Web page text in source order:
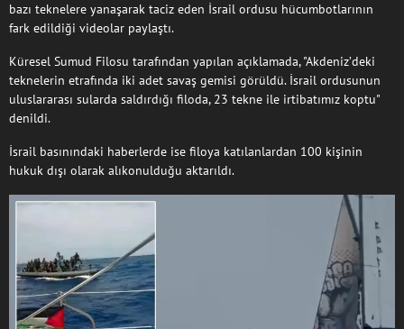
bazı teknelere yanaşarak taciz eden İsrail ordusu hücumbotlarının
fark edildiği videolar paylaştı.
Küresel Sumud Filosu tarafından yapılan açıklamada, "Akdeniz’deki
teknelerin etrafında iki adet savaş gemisi görüldü. İsrail ordusunun
uluslararası sularda saldırdığı filoda, 23 tekne ile irtibatımız koptu"
denildi.
İsrail basınındaki haberlerde ise filoya katılanlardan 100 kişinin
hukuk dışı olarak alıkonulduğu aktarıldı.